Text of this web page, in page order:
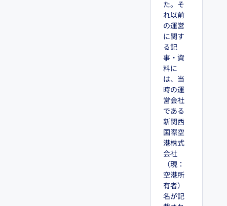
た。そ
れ以前
の運営
に関す
る記
事・資
料に
は、当
時の運
営会社
である
新関西
国際空
港株式
会社
（現：
空港所
有者）
名が記